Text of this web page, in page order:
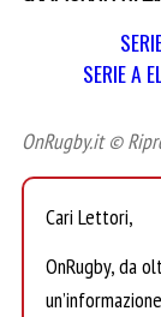
SERIE A
OnRugby.it ©
Cari Lettori,
OnRugby, da